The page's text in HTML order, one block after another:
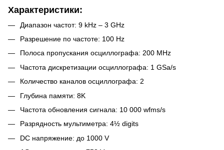
Характеристики:
Диапазон частот: 9 kHz – 3 GHz
Разрешение по частоте: 100 Hz
Полоса пропускания осциллографа: 200 MHz
Частота дискретизации осциллографа: 1 GSa/s
Количество каналов осциллографа: 2
Глубина памяти: 8K
Частота обновления сигнала: 10 000 wfms/s
Разрядность мультиметра: 4½ digits
DC напряжение: до 1000 V